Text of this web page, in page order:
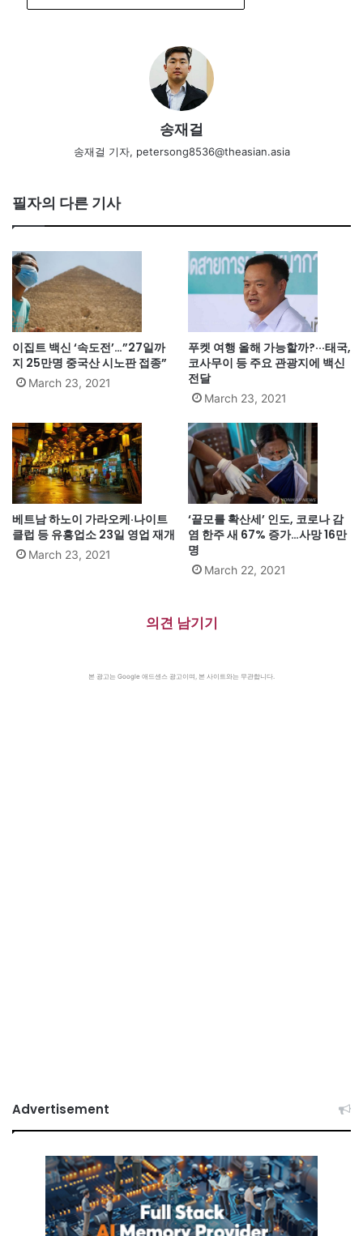
송재걸
송재걸 기자, petersong8536@theasian.asia
필자의 다른 기사
이집트 백신 ‘속도전’…”27일까
지 25만명 중국산 시노판 접종”
March 23, 2021
푸켓 여행 올해 가능할까?···태국,
코사무이 등 주요 관광지에 백신
전달
March 23, 2021
베트남 하노이 가라오케·나이트
클럽 등 유흥업소 23일 영업 재개
March 23, 2021
‘끝모를 확산세’ 인도, 코로나 감
염 한주 새 67% 증가…사망 16만
명
March 22, 2021
의견 남기기
본 광고는 Google 애드센스 광고이며, 본 사이트와는 무관합니다.
Advertisement